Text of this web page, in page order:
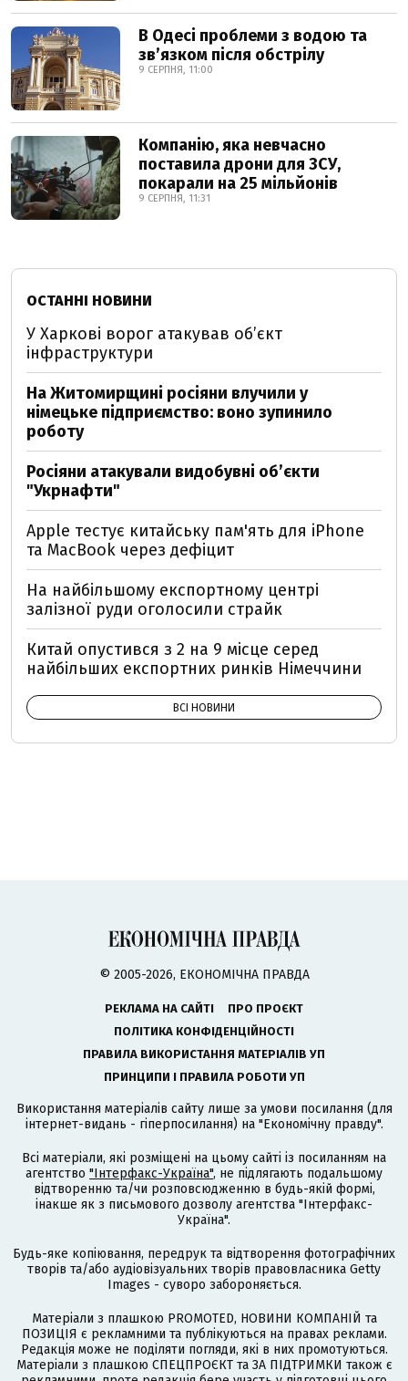
В Одесі проблеми з водою та
звʼязком після обстрілу
9 СЕРПНЯ, 11:00
Компанію, яка невчасно
поставила дрони для ЗСУ,
покарали на 25 мільйонів
9 СЕРПНЯ, 11:31
ОСТАННІ НОВИНИ
У Харкові ворог атакував обʼєкт
інфраструктури
На Житомирщині росіяни влучили у
німецьке підприємство: воно зупинило
роботу
Росіяни атакували видобувні обʼєкти
"Укрнафти"
Apple тестує китайську пам'ять для iPhone
та MacBook через дефіцит
На найбільшому експортному центрі
залізної руди оголосили страйк
Китай опустився з 2 на 9 місце серед
найбільших експортних ринків Німеччини
ВСІ НОВИНИ
© 2005-2026, ЕКОНОМІЧНА ПРАВДА
РЕКЛАМА НА САЙТІ
ПРО ПРОЄКТ
ПОЛІТИКА КОНФІДЕНЦІЙНОСТІ
ПРАВИЛА ВИКОРИСТАННЯ МАТЕРІАЛІВ УП
ПРИНЦИПИ І ПРАВИЛА РОБОТИ УП
Використання матеріалів сайту лише за умови посилання (для
інтернет-видань - гіперпосилання) на "Економічну правду".
Всі матеріали, які розміщені на цьому сайті із посиланням на
агентство "Інтерфакс-Україна", не підлягають подальшому
відтворенню та/чи розповсюдженню в будь-якій формі,
інакше як з письмового дозволу агентства "Інтерфакс-
Україна".
Будь-яке копіювання, передрук та відтворення фотографічних
творів та/або аудіовізуальних творів правовласника Getty
Images - суворо забороняється.
Матеріали з плашкою PROMOTED, НОВИНИ КОМПАНІЙ та
ПОЗИЦІЯ є рекламними та публікуються на правах реклами.
Редакція може не поділяти погляди, які в них промотуються.
Матеріали з плашкою СПЕЦПРОЄКТ та ЗА ПІДТРИМКИ також є